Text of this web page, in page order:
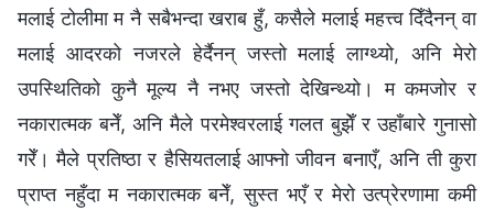
मलाई टोलीमा म नै सबैभन्दा खराब हुँ, कसैले मलाई महत्त्व दिँदैनन् वा
मलाई आदरको नजरले हेर्दैनन् जस्तो मलाई लाग्थ्यो, अनि मेरो
उपस्थितिको कुनै मूल्य नै नभए जस्तो देखिन्थ्यो। म कमजोर र
नकारात्मक बनेँ, अनि मैले परमेश्‍वरलाई गलत बुझेँ र उहाँबारे गुनासो
गरेँ। मैले प्रतिष्ठा र हैसियतलाई आफ्नो जीवन बनाएँ, अनि ती कुरा
प्राप्त नहुँदा म नकारात्मक बनेँ, सुस्त भएँ र मेरो उत्प्रेरणामा कमी